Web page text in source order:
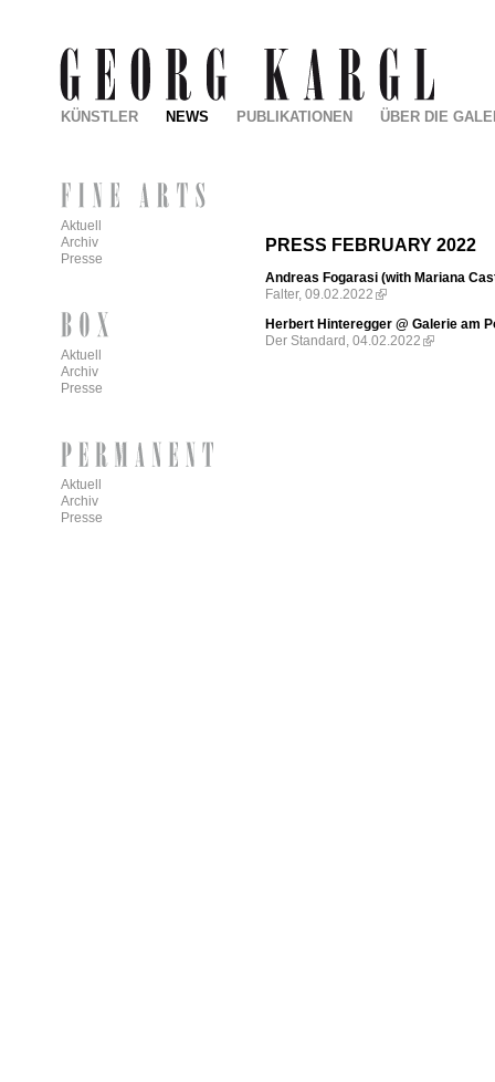
PRESS FEBRUARY 2022
Andreas Fogarasi (with Mariana
Falter, 09.02.2022
Herbert Hinteregger @ Galerie am
Der Standard, 04.02.2022
KÜNSTLER NEWS PUBLIKATIONEN ÜBER DIE
Aktuell
Archiv
Presse
Aktuell
Archiv
Presse
Aktuell
Archiv
Presse